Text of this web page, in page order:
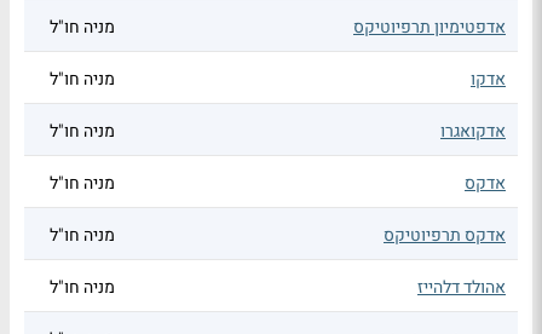
אדפטימיון תרפיוטיקס
מניה חו"ל
אדקו מניה חו"ל
אדקואגרו מניה חו"ל
אדקס מניה חו"ל
אדקס תרפיוטיקס מניה חו"ל
אהולד דלהייז מניה חו"ל